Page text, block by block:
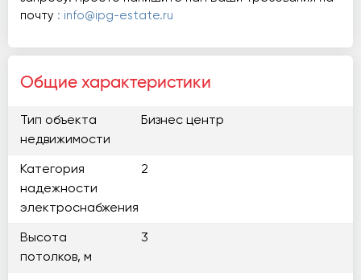
почту : info@ipg-estate.ru
Общие характеристики
Тип объекта
недвижимости
Бизнес центр
Категория
надежности
электроснабжения
2
Высота
потолков, м
3